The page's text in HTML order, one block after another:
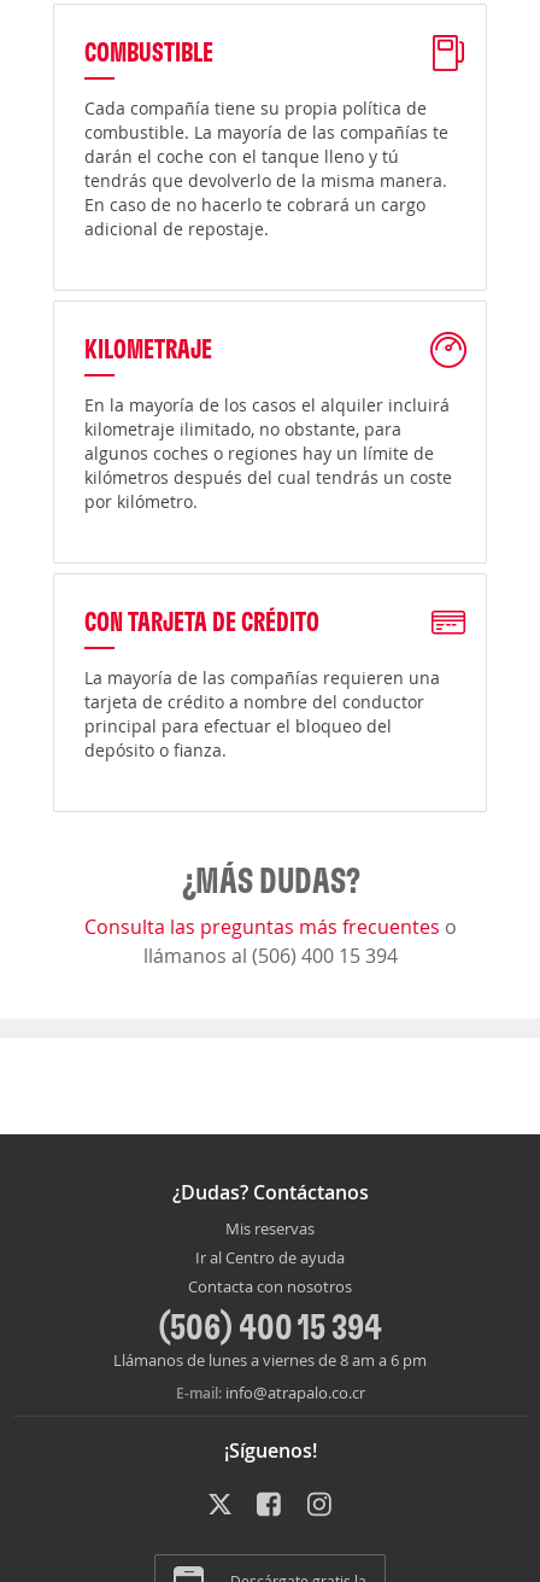
COMBUSTIBLE
Cada compañía tiene su propia política de
combustible. La mayoría de las compañías te
darán el coche con el tanque lleno y tú
tendrás que devolverlo de la misma manera.
En caso de no hacerlo te cobrará un cargo
adicional de repostaje.
KILOMETRAJE
En la mayoría de los casos el alquiler incluirá
kilometraje ilimitado, no obstante, para
algunos coches o regiones hay un límite de
kilómetros después del cual tendrás un coste
por kilómetro.
CON TARJETA DE CRÉDITO
La mayoría de las compañías requieren una
tarjeta de crédito a nombre del conductor
principal para efectuar el bloqueo del
depósito o fianza.
¿MÁS DUDAS?
Consulta las preguntas más frecuentes o
llámanos al (506) 400 15 394
¿Dudas? Contáctanos
Mis reservas
Ir al Centro de ayuda
Contacta con nosotros
(506) 400 15 394
Llámanos de lunes a viernes de 8 am a 6 pm
E-mail: info@atrapalo.co.cr
¡Síguenos!